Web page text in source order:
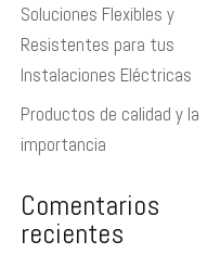
Soluciones Flexibles y
Resistentes para tus
Instalaciones Eléctricas
Productos de calidad y la
importancia
Comentarios
recientes